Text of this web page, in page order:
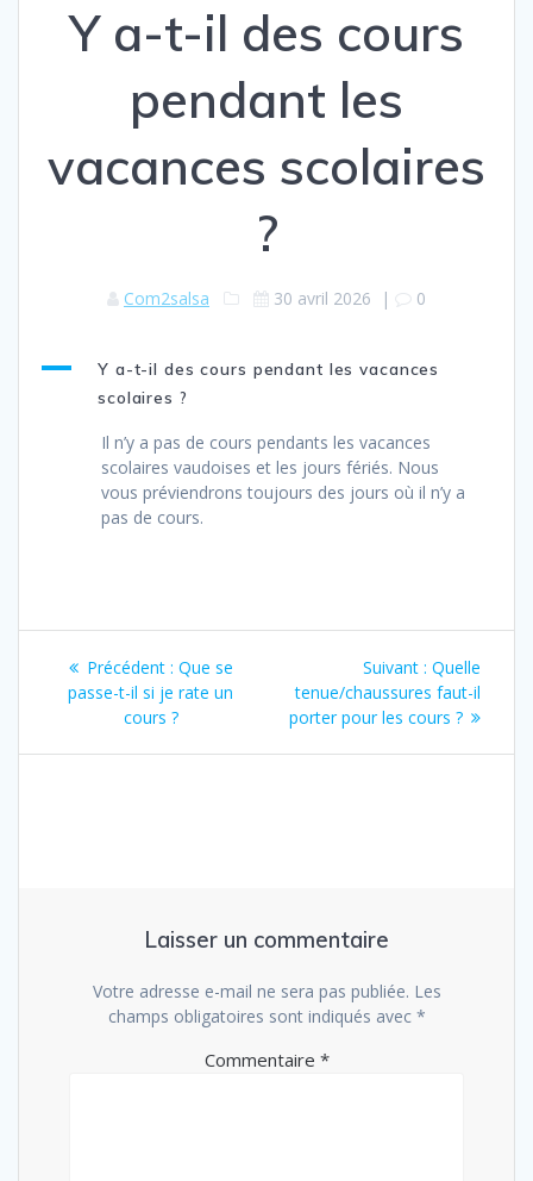
Y a-t-il des cours
pendant les
vacances scolaires
?
Com2salsa 30 avril 2026 | 0
A
Y a-t-il des cours pendant les vacances
scolaires ?
Il n’y a pas de cours pendants les vacances
scolaires vaudoises et les jours fériés. Nous
vous préviendrons toujours des jours où il n’y a
pas de cours.
Navigation
l’article
Précédent : Article
précédent
:
Que se
passe-t-il si je rate un
cours ?
Suivant : Article
suivant
:
Quelle
tenue/chaussures faut-il
porter pour les cours ?
Laisser un commentaire
Votre adresse e-mail ne sera pas publiée. Les
champs obligatoires sont indiqués avec *
Commentaire *